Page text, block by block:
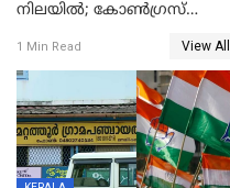
നിലയില്‍; കോണ്‍ഗ്രസ്
മാനസികപീഡനമെന്ന് കുറിപ്പ്
1 Min Read View All